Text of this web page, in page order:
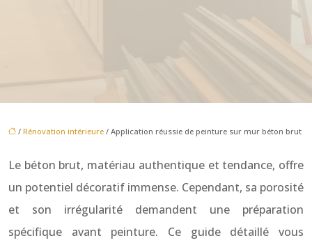
/ Rénovation intérieure / Application réussie de peinture sur mur béton brut
Le béton brut, matériau authentique et tendance, offre
un potentiel décoratif immense. Cependant, sa porosité
et son irrégularité demandent une préparation
spécifique avant peinture. Ce guide détaillé vous